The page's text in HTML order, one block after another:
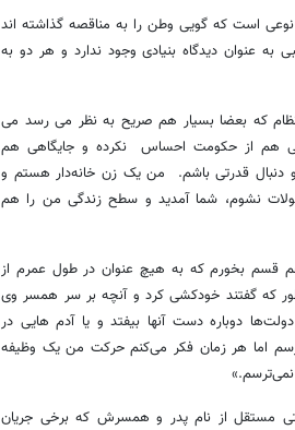
نوعی است که گویی وطن را به مناقصه گذاشته اند
به عنوان دیدگاه بنیادی وجود ندارد و هر دو به
که بعضا بسیار هم صریح به نظر می رسد می
هم از حکومت احساس نکرده و جایگاهی هم
و دنبال قدرتی باشم. من یک زن خانه‌دار هستم و
نشوم، شما آمدید و سطح زندگی من را هم
قسم بخورم که به هیچ عنوان در طول عمرم از
که گفتند خودکشی کرد و آنچه بر سر همسر وی
دوباره دست آنها بیفتد و یا آدم هایی در
اما هر زمان فکر می‌کنم حرکت من یک وظیفه
شخصیتی مستقل از نام پدر و همسرش که برخی جریان